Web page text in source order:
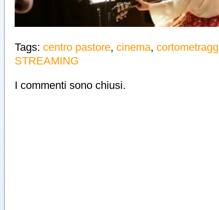
Tags: centro pastore, cinema,
STREAMING
I commenti sono chiusi.